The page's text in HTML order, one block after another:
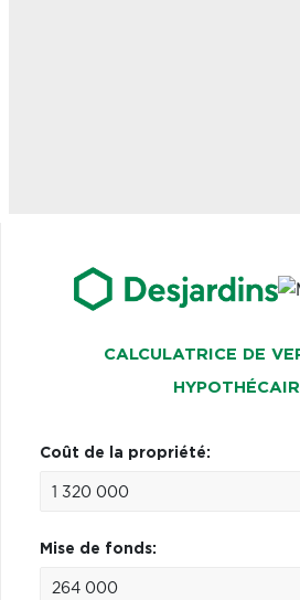
CALCULATRICE DE
Coût de la propriété:
Mise de fonds: